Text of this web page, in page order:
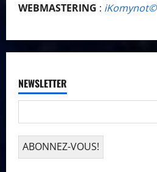
WEBMASTERING : iKomynot©️
NEWSLETTER